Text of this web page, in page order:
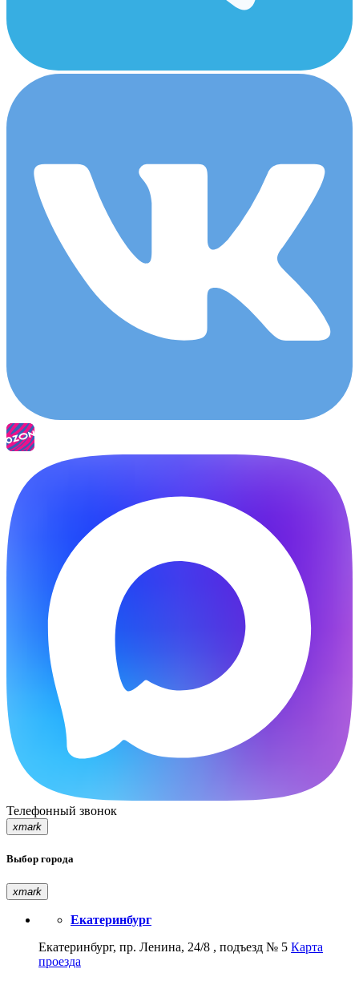
Телефонный звонок
xmark
Выбор города
xmark
Екатеринбург
Екатеринбург, пр. Ленина, 24/8 , подъезд № 5 Карта
проезда